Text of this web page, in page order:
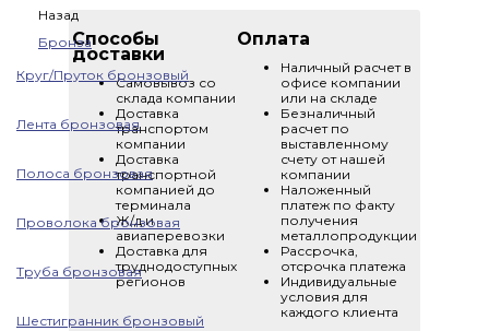
Назад
Бронза
Круг/Пруток бронзовый
Лента бронзовая
Полоса бронзовая
Проволока бронзовая
Труба бронзовая
Шестигранник бронзовый
Способы
доставки
Самовывоз со
склада компании
Доставка
транспортом
компании
Доставка
транспортной
компанией до
терминала
Ж/д и
авиаперевозки
Доставка для
труднодоступных
регионов
Оплата
Наличный расчет в
офисе компании
или на складе
Безналичный
расчет по
выставленному
счету от нашей
компании
Наложенный
платеж по факту
получения
металлопродукции
Рассрочка,
отсрочка платежа
Индивидуальные
условия для
каждого клиента